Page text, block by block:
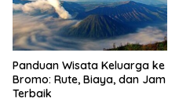
Panduan Wisata Keluarga ke
Bromo: Rute, Biaya, dan Jam
Terbaik